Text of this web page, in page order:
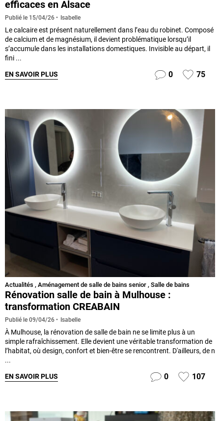
efficaces en Alsace
Publié le 15/04/26 Isabelle
Le calcaire est présent naturellement dans l’eau du robinet. Composé
de calcium et de magnésium, il devient problématique lorsqu’il
s’accumule dans les installations domestiques. Invisible au départ, il
fini ...
EN SAVOIR PLUS 0 75
Actualités , Aménagement de salle de bains senior , Salle de bains
Rénovation salle de bain à Mulhouse :
transformation CREABAIN
Publié le 09/04/26 Isabelle
À Mulhouse, la rénovation de salle de bain ne se limite plus à un
simple rafraîchissement. Elle devient une véritable transformation de
l’habitat, où design, confort et bien-être se rencontrent. D'ailleurs, de n
...
EN SAVOIR PLUS 0 107